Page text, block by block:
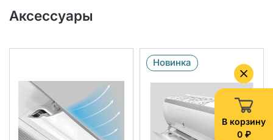
В корзину
0 ₽
Аксессуары
Новинка